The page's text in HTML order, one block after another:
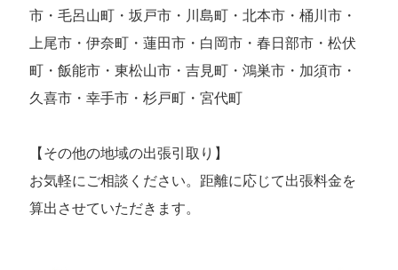
市・毛呂山町・坂戸市・川島町・北本市・桶川市・
上尾市・伊奈町・蓮田市・白岡市・春日部市・松伏
町・飯能市・東松山市・吉見町・鴻巣市・加須市・
久喜市・幸手市・杉戸町・宮代町
【その他の地域の出張引取り】
お気軽にご相談ください。距離に応じて出張料金を
算出させていただきます。